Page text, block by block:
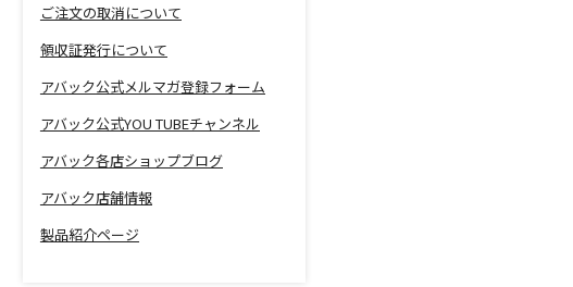
ご注文の取消について
領収証発行について
アバック公式メルマガ登録フォーム
アバック公式YOU TUBEチャンネル
アバック各店ショップブログ
アバック店舗情報
製品紹介ページ